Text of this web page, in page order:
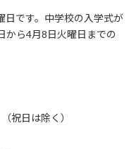
日です。中学校の入学式が
から4月8日火曜日までの
祝日は除く）